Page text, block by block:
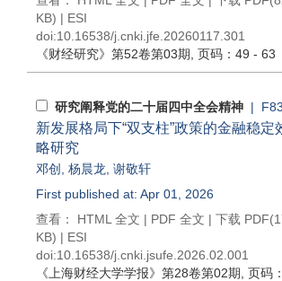
KB) | ESI
doi:10.16538/j.cnki.jfe.20260117.301
《财经研究》 第52卷第03期 , 页码：49 - 63
研究阐释党的二十届四中全会精神 |
新发展格局下“双支柱”政策的金融稳定
略研究
邓创 杨晨龙 谢敬轩
First published at: Apr 01, 2026
查看： HTML 全文 | PDF 全文 | 下载 PDF
KB) | ESI
doi:10.16538/j.cnki.jsufe.2026.02.001
《上海财经大学学报》 第28卷第02期 , 页码